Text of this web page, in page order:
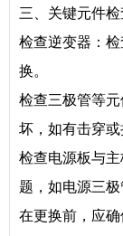
三、关键元件
检查逆变器：
换。
检查三极管等
坏，如有击穿或
检查电源板与
题，如电源三极
在更换前，应